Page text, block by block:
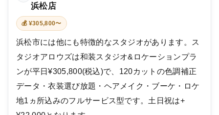
浜松店
💰 ¥305,800〜
浜松市には他にも特徴的なスタジオがあります。ス
タジオアロウズは和装スタジオ&ロケーションプラ
ンが平日¥305,800(税込)で、120カットの色調補正
データ・衣装選び放題・ヘアメイク・ブーケ・ロケ
地1ヵ所込みのフルサービス型です。土日祝は+